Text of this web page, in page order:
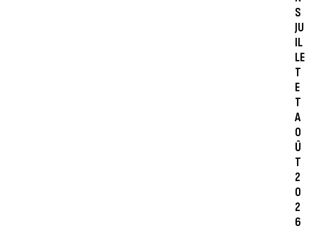
S
JU
IL
LE
T
E
T
A
O
Û
T
2
0
2
6